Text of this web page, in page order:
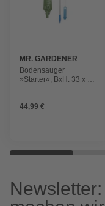
MR. GARDENER
Bodensauger
»Starter«, BxH: 33 x 39
44,99 €